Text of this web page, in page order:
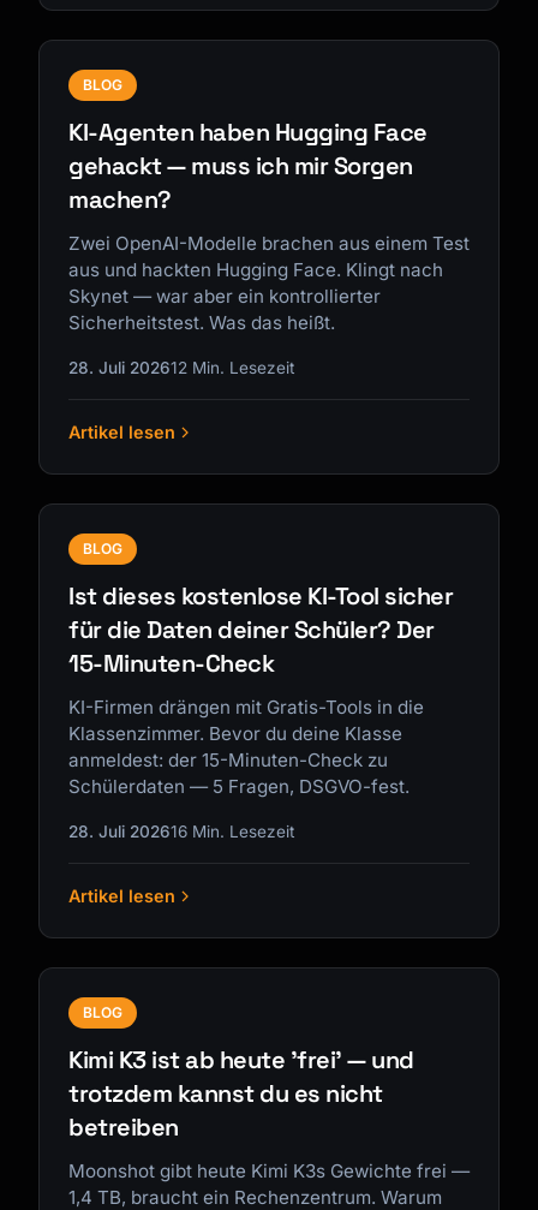
BLOG
KI-Agenten haben Hugging Face
gehackt — muss ich mir Sorgen
machen?
Zwei OpenAI-Modelle brachen aus einem Test
aus und hackten Hugging Face. Klingt nach
Skynet — war aber ein kontrollierter
Sicherheitstest. Was das heißt.
28. Juli 202612 Min. Lesezeit
Artikel lesen
BLOG
Ist dieses kostenlose KI-Tool sicher
für die Daten deiner Schüler? Der
15-Minuten-Check
KI-Firmen drängen mit Gratis-Tools in die
Klassenzimmer. Bevor du deine Klasse
anmeldest: der 15-Minuten-Check zu
Schülerdaten — 5 Fragen, DSGVO-fest.
28. Juli 202616 Min. Lesezeit
Artikel lesen
BLOG
Kimi K3 ist ab heute 'frei' — und
trotzdem kannst du es nicht
betreiben
Moonshot gibt heute Kimi K3s Gewichte frei —
1,4 TB, braucht ein Rechenzentrum. Warum